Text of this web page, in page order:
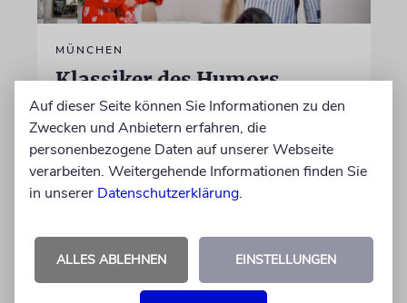
MÜNCHEN
Klassiker des Humors
Im früheren Gemeindehaus in der
Reichenbachstraße sorgte ein Abend mit
Sketchen in jiddischer Sprache für Spaß und
Unterhaltung
09.08.2026
Auf dieser Seite können Sie Informationen zu den
Zwecken und Anbietern erfahren, die
personenbezogene Daten auf unserer Webseite
verarbeiten. Weitergehende Informationen finden Sie
in unserer Datenschutzerklärung.
ALLES ABLEHNEN EINSTELLUNGEN